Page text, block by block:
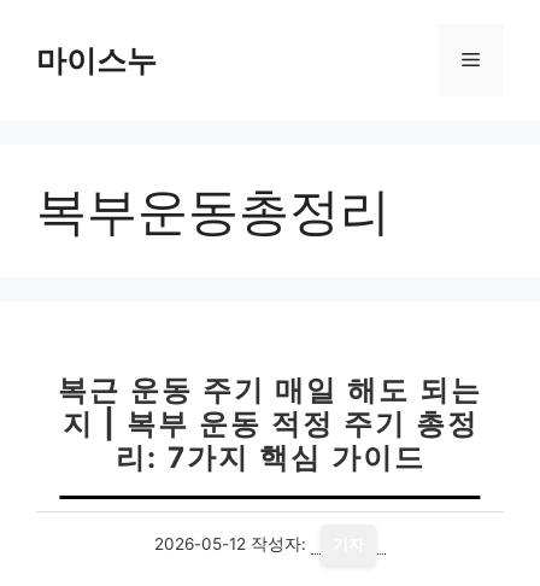
마이스누 메
복부운동총정리
복근 운동 주기 매일 해도 되는
지 | 복부 운동 적정 주기 총정
리: 7가지 핵심 가이드
2026-05-12 작성자: